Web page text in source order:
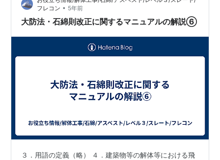
より対象となる材料を一度湿潤な状態にす…
フレコン • 5年前
大防法・石綿則改正に関するマニュアルの解説⑥
３．用語の定義（略） ４．建築物等の解体等における飛